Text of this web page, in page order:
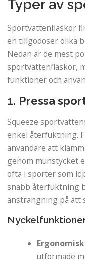
Typer av
Sportvattenflaskor
en tillgodoser olika
Nedan är de mest
sportvattenflaskor,
funktioner och
1. Pressa
Squeeze
enkel återfuktning.
användare att
genom munstycket
ofta i sporter som
snabb återfuktning
ansträngning på att
utformade